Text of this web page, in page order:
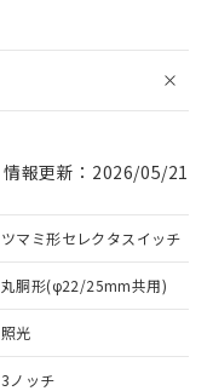
情報更新：2026/05/21
ツマミ形セレクタスイッチ
丸胴形(φ22/25mm共用)
照光
3ノッチ